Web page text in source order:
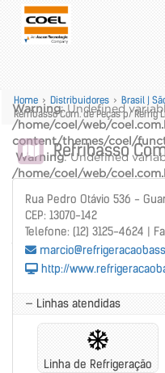
Warning: Undefined
/home/coel/web/
content/themes/coel/
Warning: Undefined
/home/coel/web/
alt="" />
Warning: Undefined
/home/coel/web/
content/themes/coel/
Home > Distribuidores > Brasil |
Refribasso Com. de Peças p/ Refrig
Refribasso Com.
Rua Pedro Otávio 536 -
CEP: 13070-142
Telefone: (12) 3125-4624 |
http://
— Linhas atendidas
Linha de Refrigeração